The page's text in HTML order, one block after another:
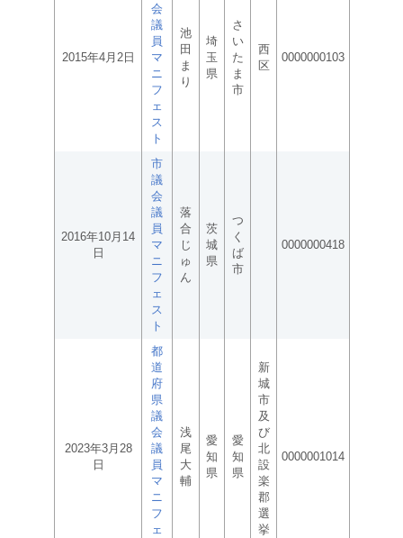
2015年4月2日
会
議
員
マ
ニ
フ
ェ
ス
ト
池
田
ま
り
埼
玉
県
さ
い
た
ま
市
西
区
0000000103
2016年10月14
日
市
議
会
議
員
マ
ニ
フ
ェ
ス
ト
落
合
じ
ゅ
ん
茨
城
県
つ
く
ば
市
0000000418
2023年3月28
日
都
道
府
県
議
会
議
員
マ
ニ
フ
ェ
浅
尾
大
輔
愛
知
県
愛
知
県
新
城
市
及
び
北
設
楽
郡
選
挙
0000001014